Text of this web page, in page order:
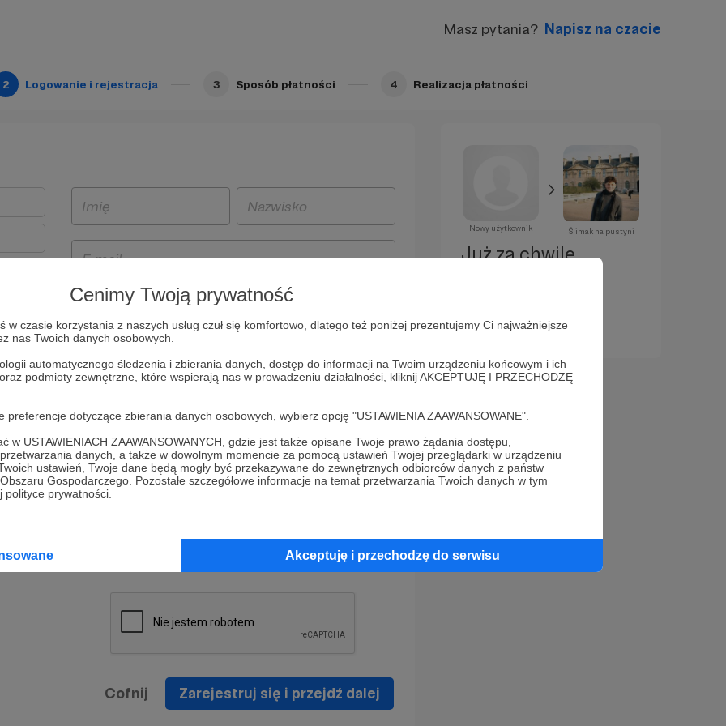
Cenimy Twoją prywatność
w czasie korzystania z naszych usług czuł się komfortowo, dlatego też poniżej prezentujemy Ci najważniejsze
nas Twoich danych osobowych.
automatycznego śledzenia i zbierania danych, dostęp do informacji na Twoim urządzeniu końcowym i ich
podmioty zewnętrzne, które wspierają nas w prowadzeniu działalności, kliknij AKCEPTUJĘ I PRZECHODZĘ
dotyczące zbierania danych osobowych, wybierz opcję "USTAWIENIA ZAAWANSOWANE".
w USTAWIENIACH ZAAWANSOWANYCH, gdzie jest także opisane Twoje prawo żądania dostępu,
danych, a także w dowolnym momencie za pomocą ustawień Twojej przeglądarki w urządzeniu
ustawień, Twoje dane będą mogły być przekazywane do zewnętrznych odbiorców danych z państw
Gospodarczego. Pozostałe szczegółowe informacje na temat przetwarzania Twoich danych w tym
prywatności.
Akceptuję i przechodzę do serwisu
Masz pytania? Napisz na czacie
2 Logowanie i rejestracja 3 Sposób płatności 4 Realizacja płatności
i
będą
z
prawo
na
Politykę Prywatności
* Wyrażam zgodę na przetwarzanie moich danych
osobowych podanych w formularzu rejestracyjnym w celu
prawidłowego świadczenia usług serwisu Patronite.
informacji handlowych - newslettera. Opcja ta może zostać
Cofnij Zarejestruj się i przejdź dalej
Nowy użytkownik Ślimak na pustyni
Już za chwilę